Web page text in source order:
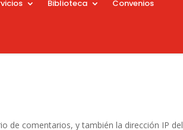
Biblioteca Convenios
de comentarios, y también la dirección IP del